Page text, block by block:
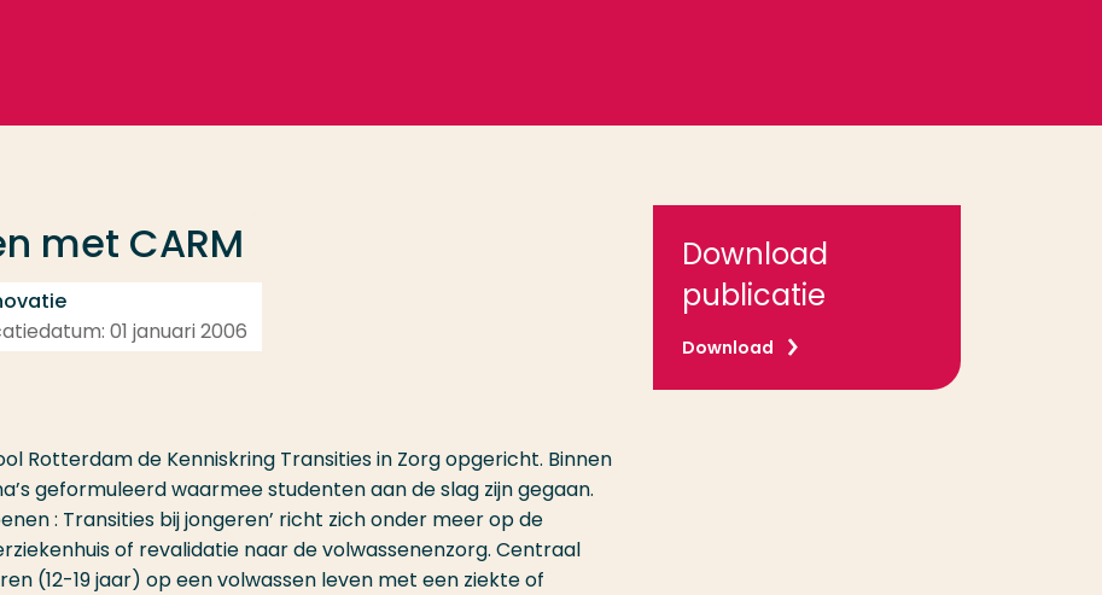
met CARM
01 januari 2006
Download
publicatie
Download
Rotterdam de Kenniskring Transities in Zorg opgericht. Binnen
geformuleerd waarmee studenten aan de slag zijn gegaan.
: Transities bij jongeren’ richt zich onder meer op de
of revalidatie naar de volwassenenzorg. Centraal
(12-19 jaar) op een volwassen leven met een ziekte of